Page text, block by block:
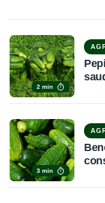
2 min
3 min